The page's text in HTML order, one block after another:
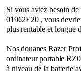
Si vous aviez besoin
01962E20 , vous
plus rentable et longue
Nos douanes Razer
ordinateur portable
à niveau de la batterie